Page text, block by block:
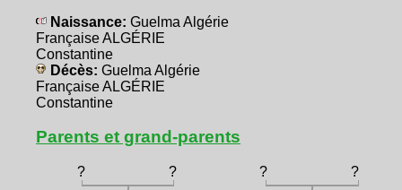
Naissance: Guelma Algérie
Française ALGÉRIE
Constantine
Décès: Guelma Algérie
Française ALGÉRIE
Constantine
Parents et grand-parents
? ? ? ?